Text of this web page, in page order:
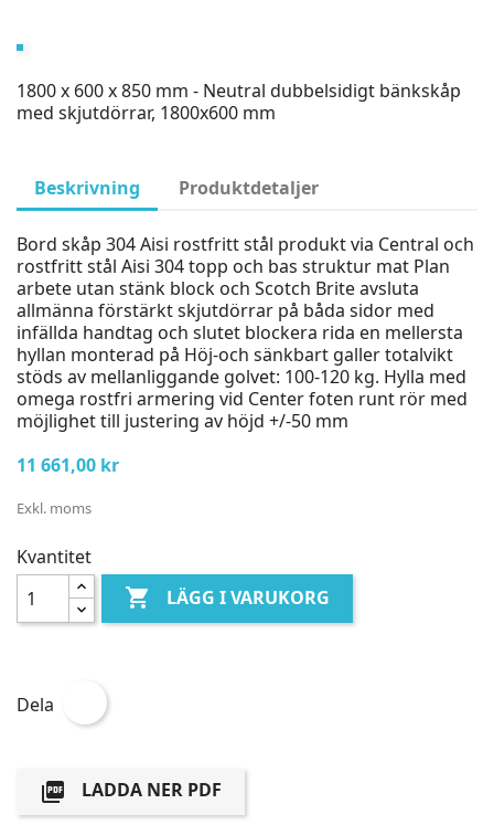
1800 x 600 x 850 mm - Neutral dubbelsidigt bänkskåp
med skjutdörrar, 1800x600 mm
Beskrivning Produktdetaljer
Bord skåp 304 Aisi rostfritt stål produkt via Central och
rostfritt stål Aisi 304 topp och bas struktur mat Plan
arbete utan stänk block och Scotch Brite avsluta
allmänna förstärkt skjutdörrar på båda sidor med
infällda handtag och slutet blockera rida en mellersta
hyllan monterad på Höj-och sänkbart galler totalvikt
stöds av mellanliggande golvet: 100-120 kg. Hylla med
omega rostfri armering vid Center foten runt rör med
möjlighet till justering av höjd +/-50 mm
11 661,00 kr
Exkl. moms
Kvantitet
 LÄGG I VARUKORG
Dela
 LADDA NER PDF